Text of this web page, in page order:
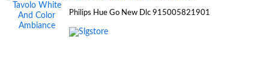
Philips Hue Go New Dlc 915005821901